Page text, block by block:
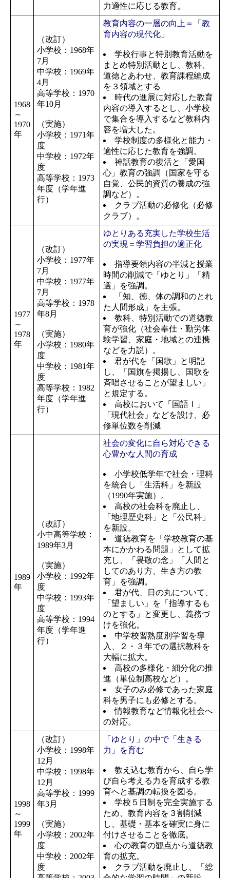
力適性に応じる教育。
1968
～
1970
年
（改訂）
小学校：1968年
7月
中学校：1969年
4月
高等学校：1970
年10月
（実施）
小学校：1971年
度
中学校：1972年
度
高等学校：1973
年度（学年進
行）
教育内容の一層の向上＝「教
育内容の現代化」
学校行事と特別教育活動を
まとめ特別活動とし、教科、
道徳とあわせ、教育課程編成
を３領域とする
時代の進展に対応した教育
内容の導入するとし、小学校
で集合を導入するなど教科内
容を増大した。
学校制度の多様化と能力・
適性に応じた教育を強調。
神話教育の復活と「愛国
心」教育の強調（国家を守る
自覚、公民的資質の養成の強
調など）。
クラブ活動の必修化（必修
クラブ）。
1977
～
1978
年
（改訂）
小学校：1977年
7月
中学校：1977年
7月
高等学校：1978
年8月
（実施）
小学校：1980年
度
中学校：1981年
度
高等学校：1982
年度（学年進
行）
ゆとりある充実した学校生活
の実現＝学習負担の適正化
指導要領内容の半減と授業
時間の削減で「ゆとり」「精
選」を強調。
「知、徳、体の調和のとれ
た人間形成」を主張。
教科、特別活動での道徳教
育が強化（社会奉仕・勤労体
験学習、家庭・地域との連携
などを力説）。
君が代を「国歌」と明記
し、「国旗を掲揚し、国歌を
斉唱させることが望ましい」
と規定する。
高校において「国語Ｉ」
「現代社会」などを設け、必
修単位数を削減
1989
年
（改訂）
小中高等学校：
1989年3月
（実施）
小学校：1992年
度
中学校：1993年
度
高等学校：1994
年度（学年進
行）
社会の変化に自ら対応できる
心豊かな人間の育成
小学校低学年で社会・理科
を統合し「生活科」を新設
（1990年実施）。
高校の社会科を廃止し、
「地理歴史科」と「公民科」
を新設。
道徳教育を「学校教育の基
本にかかわる問題」として拡
充し、「畏敬の念」「人間と
してのあり方、生き方の教
育」を強調。
君が代、日の丸について、
「望ましい」を「指導するも
のとする」と変更し、義務づ
けを強化。
中学校習熟度別学習を導
入、２・３年での選択教科を
大幅に拡大。
高校の多様化・細分化の推
進（単位制高校など）。
女子のみ必修であった家庭
科を男子にも必修とする。
情報教育など情報化社会へ
の対応。
1998
～
1999
年
（改訂）
小学校：1998年
12月
中学校：1998年
12月
高等学校：1999
年3月
（実施）
小学校：2002年
度
中学校：2002年
度
「ゆとり」の中で「生きる
力」を育む
教え込む教育から、自ら学
び自ら考える力を育成する教
育へと基調の転換を図る。
学校５日制を完全実施する
ため、教育内容を３割削減
し、基礎・基本を確実に身に
付けさせることを徹底。
心の教育の観点から道徳教
育の拡充。
クラブ活動を廃止し、「総